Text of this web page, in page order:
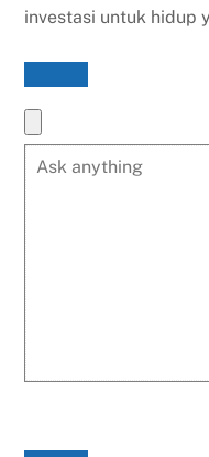
investasi untuk hidup